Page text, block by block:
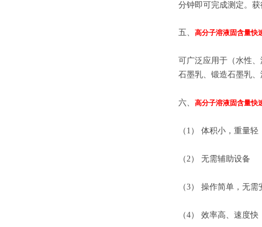
分钟即可完成测定。获
五、 高分子溶液固含量快
可广泛应用于 （水性
石墨乳、锻造石墨乳
六、 高分子溶液固含量快
（1） 体积小，重量
（2） 无需辅助设备
（3） 操作简单，无
（4） 效率高、速度